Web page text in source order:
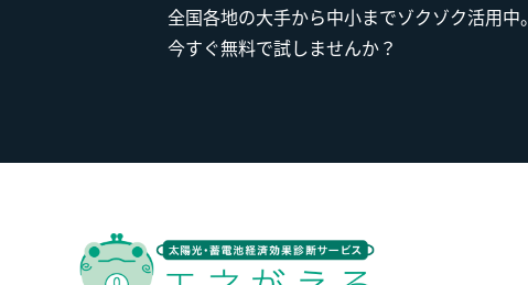
全国各地の大手から中小までゾクゾク活用中。
今すぐ無料で試しませんか？